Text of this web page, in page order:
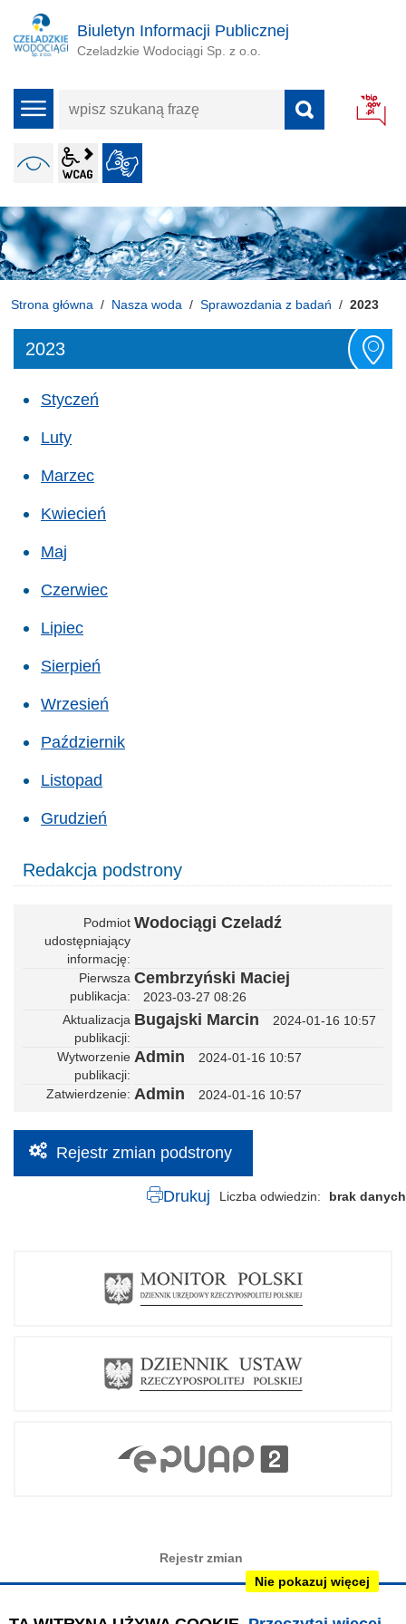
Nie pokazuj więcej
Biuletyn Informacji Publicznej
Czeladzkie Wodociągi Sp. z o.o.
menu
wpisz
frazę
WERSJA KONTRASTOWA
wcag2.1
Strona główna Nasza woda Sprawozdania z badań 2023
2023
Styczeń
Luty
Marzec
Kwiecień
Maj
Czerwiec
Lipiec
Sierpień
Wrzesień
Październik
Listopad
Grudzień
Redakcja podstrony
Podmiot
udostępniający
informację
Wodociągi Czeladź
Pierwsza
publikacja
Cembrzyński Maciej
2023-03-27 08:26
Aktualizacja
publikacji
Bugajski Marcin 2024-01-16 10:57
Wytworzenie
publikacji
Admin 2024-01-16 10:57
Zatwierdzenie Admin 2024-01-16 10:57
Rejestr zmian podstrony
Drukuj Liczba odwiedzin brak danych
Rejestr zmian
Redakcja BIP
Instrukcja obsługi